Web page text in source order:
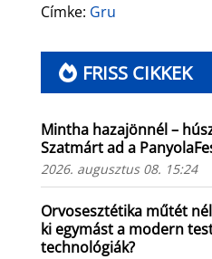
Címke: Gru
FRISS CIKKEK
Mintha hazajönnél –
Szatmárt ad a
2026. augusztus 08. 15:24
Orvosesztétika műtét
ki egymást a modern
technológiák?